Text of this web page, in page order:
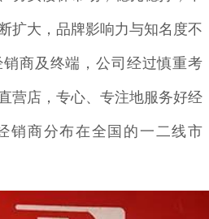
扩大，品牌影响力与知名度不
商及终端，公司经过慎重考
营店，专心、专注地服务好经
销商分布在全国的一二线市